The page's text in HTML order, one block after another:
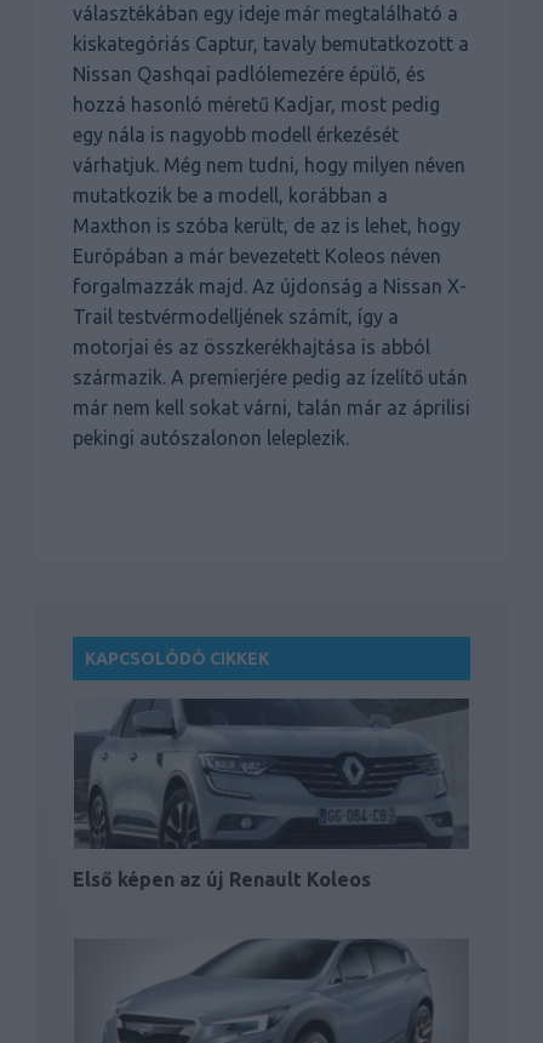
választékában egy ideje már megtalálható a
kiskategóriás Captur, tavaly bemutatkozott a
Nissan Qashqai padlólemezére épülő, és
hozzá hasonló méretű Kadjar, most pedig
egy nála is nagyobb modell érkezését
várhatjuk. Még nem tudni, hogy milyen néven
mutatkozik be a modell, korábban a
Maxthon is szóba került, de az is lehet, hogy
Európában a már bevezetett Koleos néven
forgalmazzák majd. Az újdonság a Nissan X-
Trail testvérmodelljének számít, így a
motorjai és az összkerékhajtása is abból
származik. A premierjére pedig az ízelítő után
már nem kell sokat várni, talán már az áprilisi
pekingi autószalonon leleplezik.
KAPCSOLÓDÓ CIKKEK
Első képen az új Renault Koleos